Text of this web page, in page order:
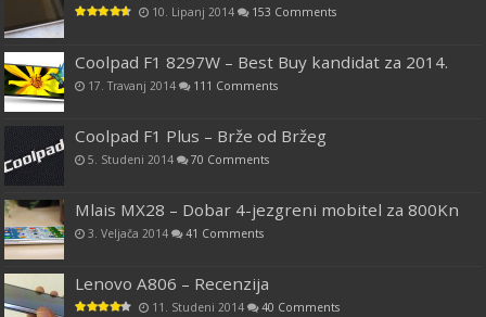
10. Lipanj 2014 153 Comments
Coolpad F1 8297W – Best Buy kandidat za 2014.
17. Travanj 2014 111 Comments
Coolpad F1 Plus – Brže od Bržeg
5. Studeni 2014 70 Comments
Mlais MX28 – Dobar 4-jezgreni mobitel za 800Kn
3. Veljača 2014 41 Comments
Lenovo A806 – Recenzija
11. Studeni 2014 40 Comments